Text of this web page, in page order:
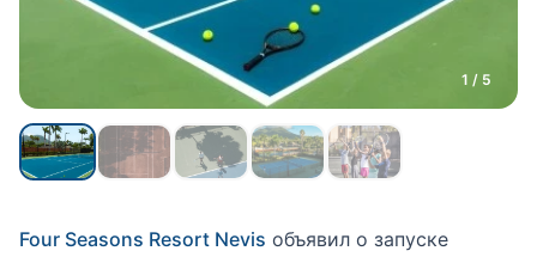
1 / 5
Four Seasons Resort Nevis объявил о запуске